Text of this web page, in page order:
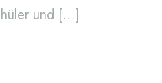
und […]